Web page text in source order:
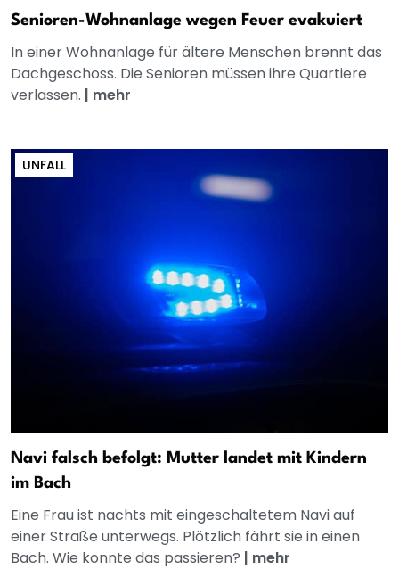
Senioren-Wohnanlage wegen Feuer evakuiert
In einer Wohnanlage für ältere Menschen brennt das
Dachgeschoss. Die Senioren müssen ihre Quartiere
verlassen. | mehr
UNFALL
Navi falsch befolgt: Mutter landet mit Kindern
im Bach
Eine Frau ist nachts mit eingeschaltetem Navi auf
einer Straße unterwegs. Plötzlich fährt sie in einen
Bach. Wie konnte das passieren? | mehr